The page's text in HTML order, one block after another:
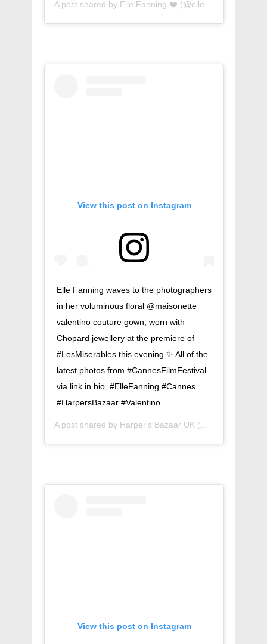
A post shared by Elle Fanning ❤️ (@ellefanningfanfantasy) on
View this post on Instagram
Elle Fanning waves to the photographers
in her voluminous floral @maisonette
valentino couture gown, worn with
Chopard jewellery at the premiere of
#LesMiserables this evening ✨ All of the
latest photos from #CannesFilmFestival
via link in bio. #ElleFanning #Cannes
#HarpersBazaar #Valentino
A post shared by Harper's Bazaar UK (@bazaaruk) on
View this post on Instagram